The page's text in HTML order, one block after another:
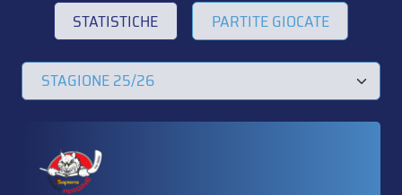
STATISTICHE PARTITE GIOCATE